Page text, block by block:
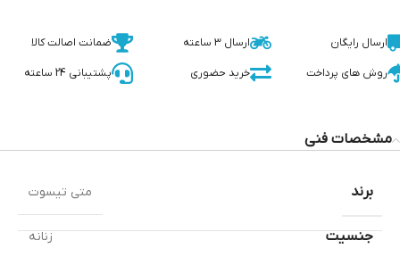
ارسال رایگان ارسال 3 ساعته ضمانت اصالت کالا
روش های پرداخت خرید حضوری پشتیبانی 24 ساعته
مشخصات فنی
جنسیت زنانه
برند متی تیسوت